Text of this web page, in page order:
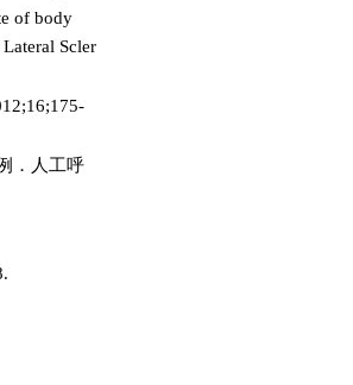
of body
Scler
．人工呼